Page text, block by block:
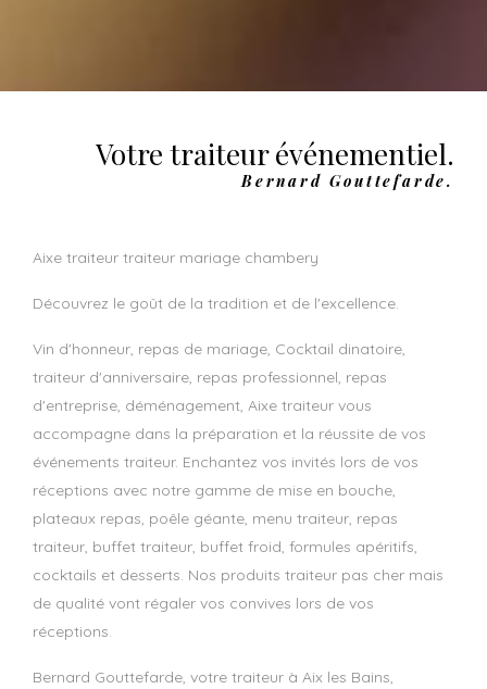
Votre traiteur événementiel.
Bernard Gouttefarde.
aixe traiteur traiteur mariage chambery
Découvrez le goût de la tradition et de l'excellence.
Vin d'honneur, repas de mariage, Cocktail dinatoire,
traiteur d'anniversaire, repas professionnel, repas
d'entreprise, déménagement, Aixe traiteur vous
accompagne dans la préparation et la réussite de vos
événements traiteur. Enchantez vos invités lors de vos
réceptions avec notre gamme de mise en bouche,
plateaux repas, poêle géante, menu traiteur, repas
traiteur, buffet traiteur, buffet froid, formules apéritifs,
cocktails et desserts. Nos produits traiteur pas cher mais
de qualité vont régaler vos convives lors de vos
réceptions.
Bernard Gouttefarde, votre traiteur à Aix les Bains,